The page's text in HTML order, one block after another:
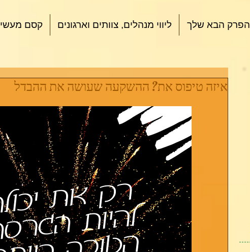
הפרק הבא שלך ליווי מנהלים, צוותים וארגונים קסם מעשי
איזה טיפוס את? ההשקעה שעושה את ההבדל